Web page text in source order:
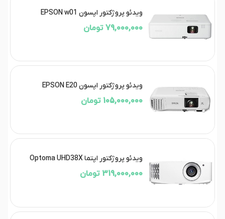
ویدئو پروژکتور اپسون EPSON w01
79,000,000 تومان
ویدئو پروژکتور اپسون EPSON E20
105,000,000 تومان
ویدئو پروژکتور اپتما Optoma UHD38X
319,000,000 تومان